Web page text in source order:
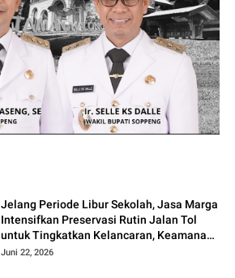
Jelang Periode Libur Sekolah, Jasa Marga
Intensifkan Preservasi Rutin Jalan Tol
untuk Tingkatkan Kelancaran, Keamanan
dan Kenyamanan Perjalanan
Juni 22, 2026